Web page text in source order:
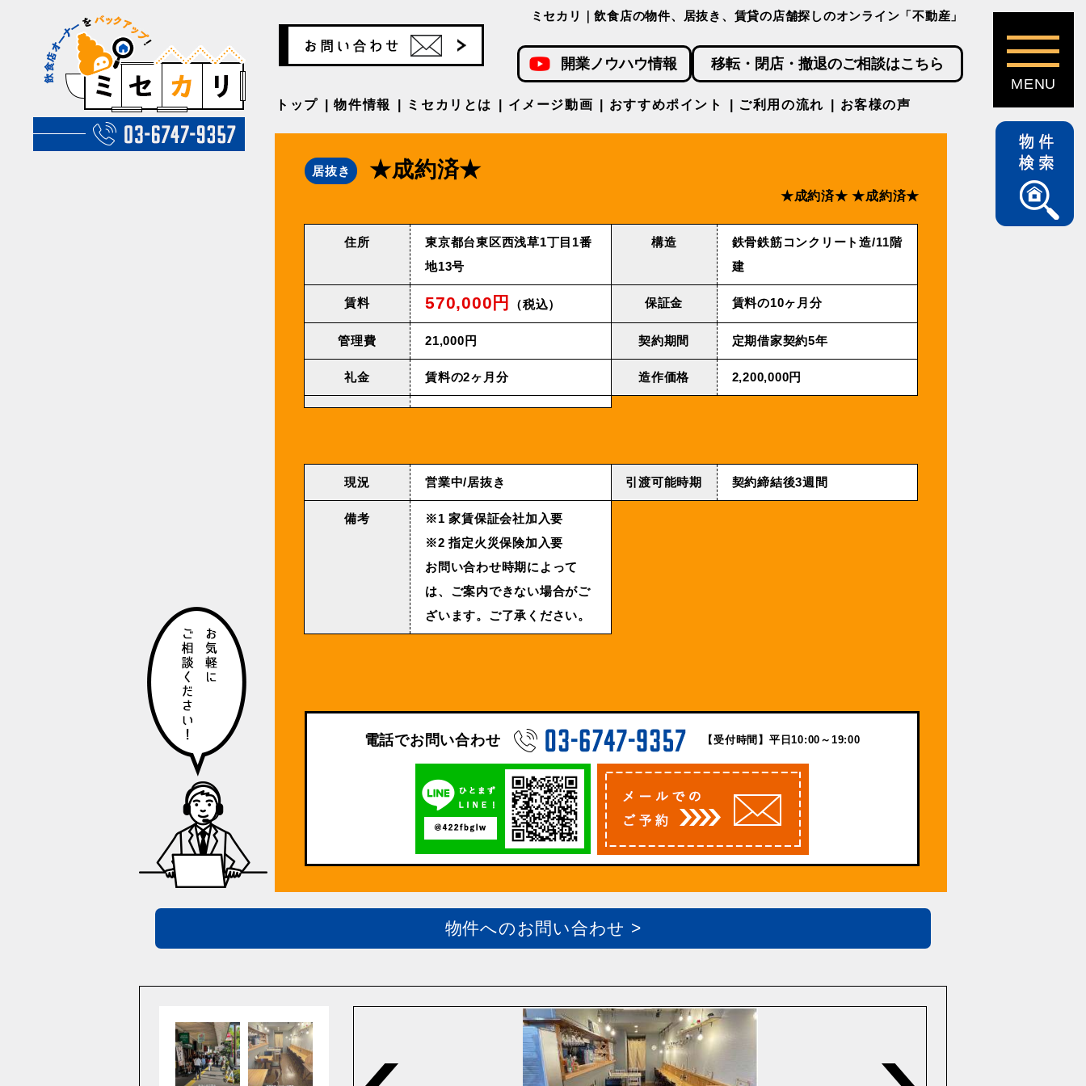
ミセカリ｜飲食店の物件、居抜き、賃貸の店舗探しのオンライン「不動産」
開業ノウハウ情報 移転・閉店・撤退のご相談はこちら
トップ 物件情報 ミセカリとは イメージ動画 おすすめポイント ご利用の流れ お客様の声
居抜き ★成約済★
★成約済★ ★成約済★
住所
東京都台東区西浅草1丁目1番
地13号
構造
鉄骨鉄筋コンクリート造/11階
建
賃料 570,000円 （税込） 保証金 賃料の10ヶ月分
管理費 21,000円 契約期間 定期借家契約5年
礼金 賃料の2ヶ月分 造作価格 2,200,000円
現況 営業中/居抜き 引渡可能時期 契約締結後3週間
備考
※1 家賃保証会社加入要
※2 指定火災保険加入要
お問い合わせ時期によって
は、ご案内できない場合がご
ざいます。ご了承ください。
電話でお問い合わせ 【受付時間】平日10:00～19:00
物件へのお問い合わせ >